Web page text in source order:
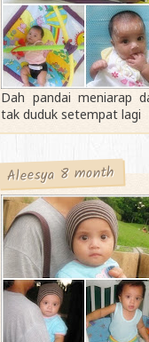
Dah pandai meniarap
tak duduk setempat lagi
Aleesya 8 month